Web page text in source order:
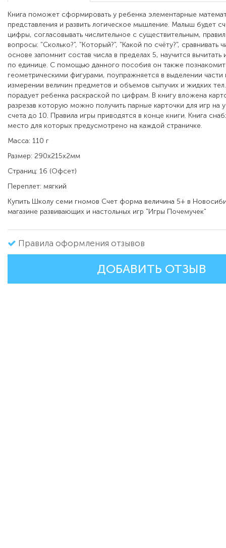
Книга поможет сформировать у ребенка элементарные
представления и развить логическое мышление. Малыш будет
цифры, согласовывать числительное с существительным,
вопросы: "Сколько?", "Который?", "Какой по счёту?", сравнивать
основе запомнит состав числа в пределах 5, научится вычитать
по единице. С помощью данного пособия он также
геометрическими фигурами, поупражняется в выделении части
измерении величин предметов и объемов сыпучих и жидких
порадует ребенка раскраской по цифрам. В книгу вложена
разрезав которую можно получить парные карточки для игр на
счета до 10. Правила игры приводятся в конце книги. Книга
место для которых предусмотрено на каждой страничке.
Масса: 110 г
Размер: 290x215x2мм
Страниц: 16 (Офсет)
Переплет: мягкий
Купить Школу семи гномов Счет форма величина 5+ в
магазине развивающих и настольных игр "Игры Почемучек"
Правила оформления отзывов
ДОБАВИТЬ ОТЗЫВ